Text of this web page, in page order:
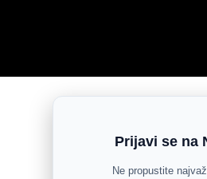
Prijavi se na
Ne propustite